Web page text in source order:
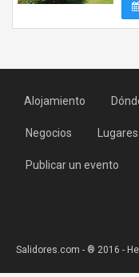
Alojamiento
Negocios Lugares
Publicar un evento
Salidores.com - ® 2016 -